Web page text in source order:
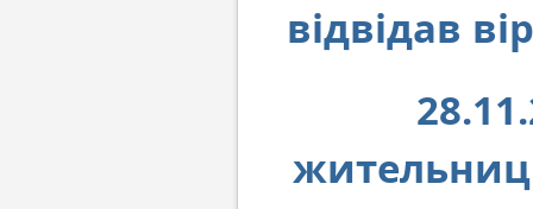
відвідав